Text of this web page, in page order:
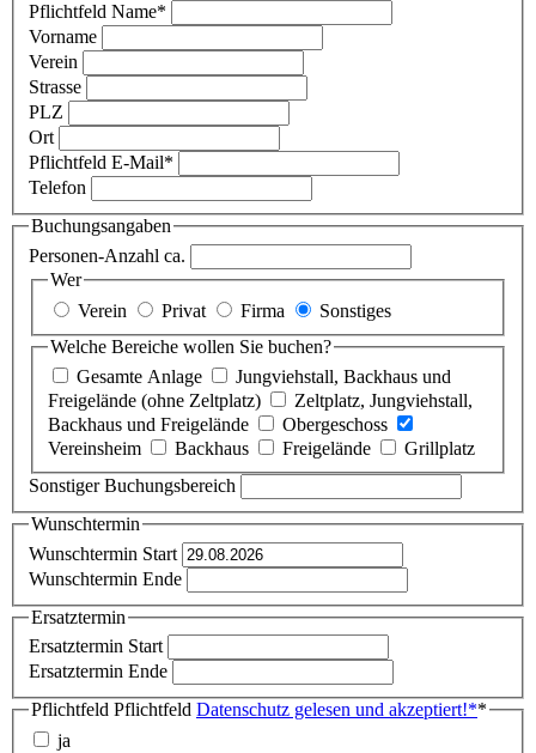
Pflichtfeld Name*
Vorname
Verein
Strasse
PLZ
Ort
Pflichtfeld E-Mail*
Telefon
Buchungsangaben
Personen-Anzahl ca.
Wer
Verein
Privat Firma
Sonstiges
Welche Bereiche wollen Sie buchen?
Gesamte Anlage
Jungviehstall, Backhaus und
Freigelände (ohne Zeltplatz)
Zeltplatz, Jungviehstall,
Backhaus und Freigelände
Obergeschoss
Vereinsheim
Backhaus Freigelände
Grillplatz
Sonstiger Buchungsbereich
Wunschtermin
Wunschtermin Start
Wunschtermin Ende
Ersatztermin
Ersatztermin Start
Ersatztermin Ende
Pflichtfeld Pflichtfeld Datenschutz gelesen und akzeptiert!**
ja